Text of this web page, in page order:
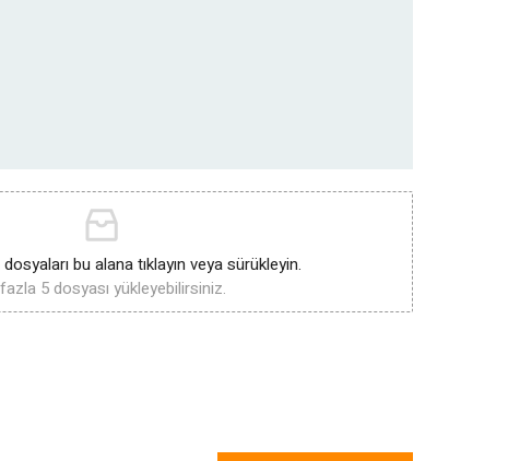
bu alana tıklayın veya sürükleyin.
5 dosyası yükleyebilirsiniz.